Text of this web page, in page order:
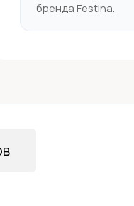
бренда Festina.